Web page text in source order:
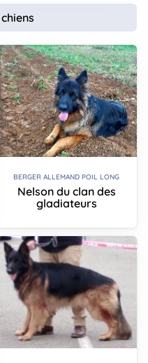
BERGER ALLEMAND POIL LONG
Nelson du clan des
gladiateurs